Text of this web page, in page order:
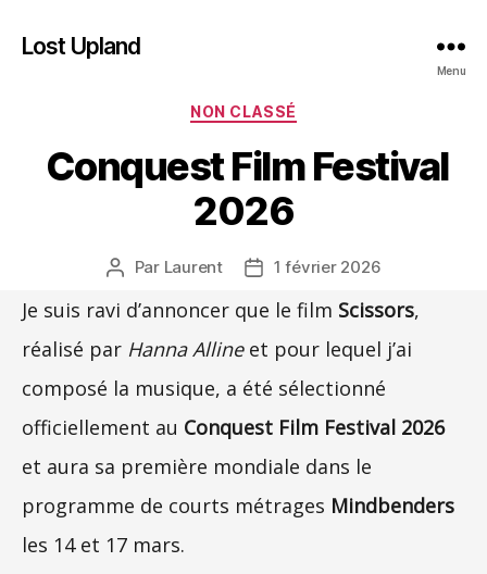
Lost Upland
Menu
Catégories
NON CLASSÉ
Conquest Film Festival
2026
Auteur
l’article
Par Laurent
Date
l’article
1 février 2026
Je suis ravi d’annoncer que le film Scissors,
réalisé par Hanna Allineet pour lequel j’ai
composé la musique, a été sélectionné
officiellement au Conquest Film Festival 2026
et aura sa première mondiale dans le
programme de courts métrages Mindbenders
les 14 et 17 mars.